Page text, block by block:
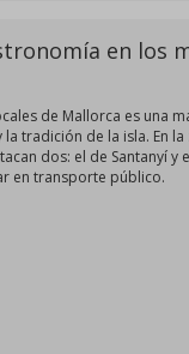
en los
de Mallorca es una
la tradición de la isla. En
dos: el de Santanyí y
en transporte público.